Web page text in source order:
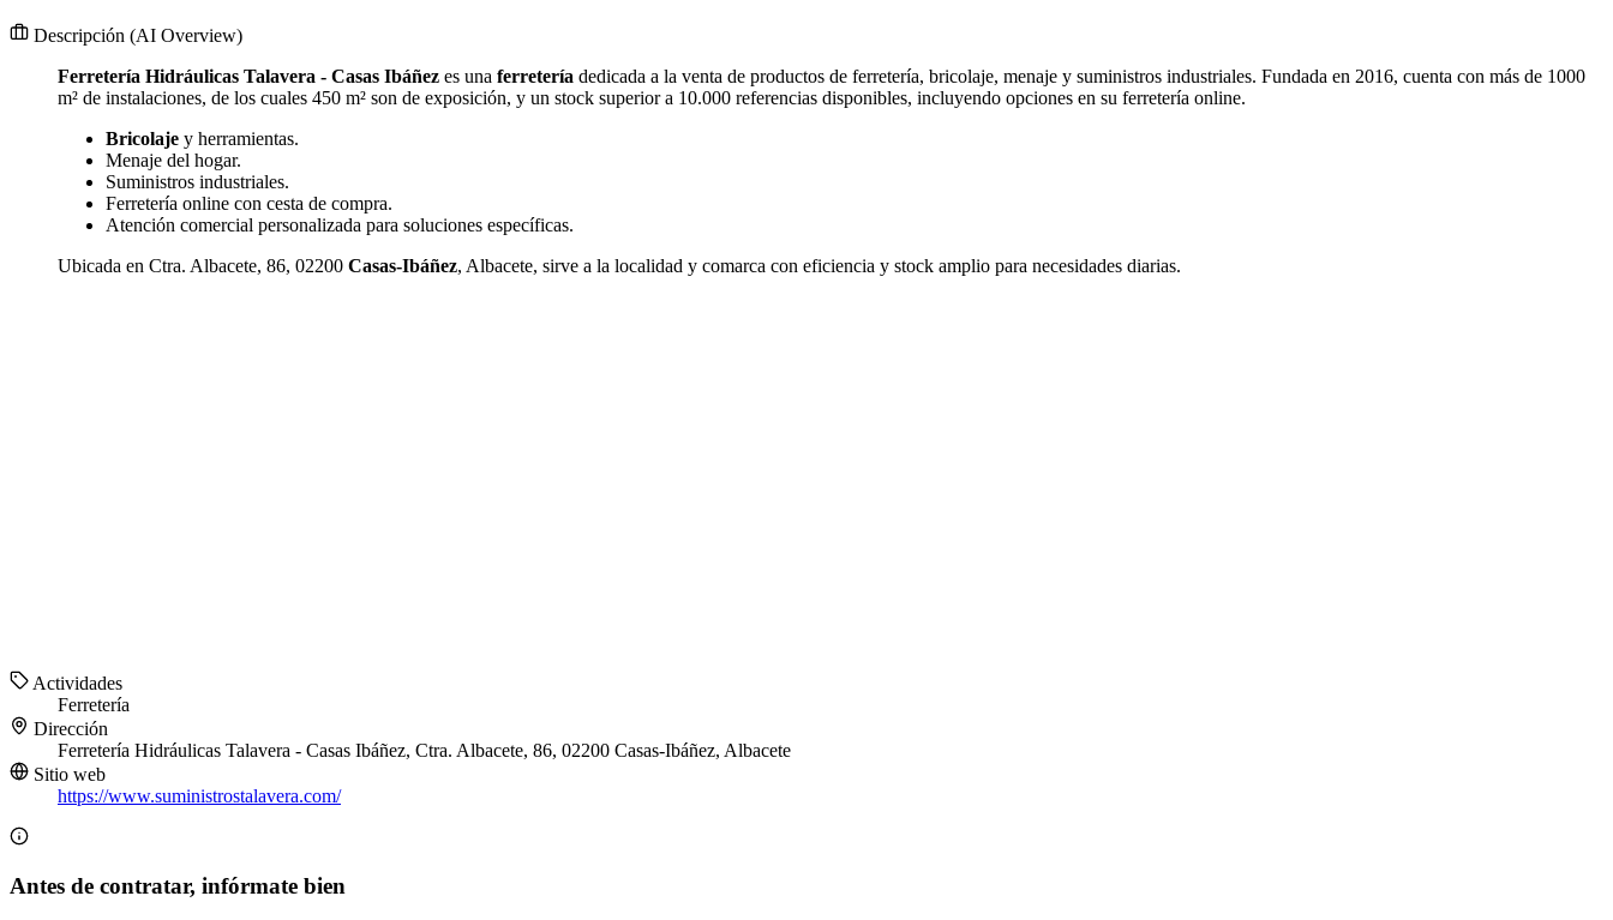
Descripción (AI Overview)
Ferretería Hidráulicas Talavera - Casas Ibáñez es una ferretería dedicada a la venta de productos de ferretería, bricolaje, menaje y suministros industriales. Fundada en 2016, cuenta con más de 1000
m² de instalaciones, de los cuales 450 m² son de exposición, y un stock superior a 10.000 referencias disponibles, incluyendo opciones en su ferretería online.
Bricolaje y herramientas.
Menaje del hogar.
Suministros industriales.
Ferretería online con cesta de compra.
Atención comercial personalizada para soluciones específicas.
Ubicada en Ctra. Albacete, 86, 02200 Casas-Ibáñez, Albacete, sirve a la localidad y comarca con eficiencia y stock amplio para necesidades diarias.
Actividades
Ferretería
Dirección
Ferretería Hidráulicas Talavera - Casas Ibáñez, Ctra. Albacete, 86, 02200 Casas-Ibáñez, Albacete
Sitio web
https://www.suministrostalavera.com/
Antes de contratar, infórmate bien